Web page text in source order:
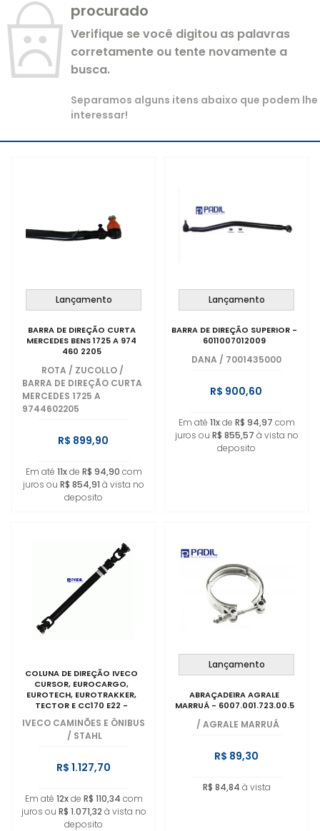
procurado
Verifique se você digitou as palavras
corretamente ou tente novamente a
busca.
Separamos alguns itens abaixo que podem lhe
interessar!
Lançamento
BARRA DE DIREÇÃO CURTA
MERCEDES BENS 1725 A 974
460 2205
ROTA / ZUCOLLO /
BARRA DE DIREÇÃO CURTA
MERCEDES 1725 A
9744602205
R$ 899,90
Em até 11xde R$ 94,90 com
juros ou R$ 854,91 à vista no
deposito
Lançamento
BARRA DE DIREÇÃO SUPERIOR -
6011007012009
DANA / 7001435000
R$ 900,60
Em até 11xde R$ 94,97 com
juros ou R$ 855,57 à vista no
deposito
COLUNA DE DIREÇÃO IVECO
CURSOR, EUROCARGO,
EUROTECH, EUROTRAKKER,
TECTOR E CC170 E22 -
5801288375
IVECO CAMINÕES E ÔNIBUS
/ STAHL
R$ 1.127,70
Em até 12xde R$ 110,34 com
juros ou R$ 1.071,32 à vista no
deposito
Lançamento
ABRAÇADEIRA AGRALE
MARRUÁ - 6007.001.723.00.5
/ AGRALE MARRUÁ
R$ 89,30
R$ 84,84 à vista